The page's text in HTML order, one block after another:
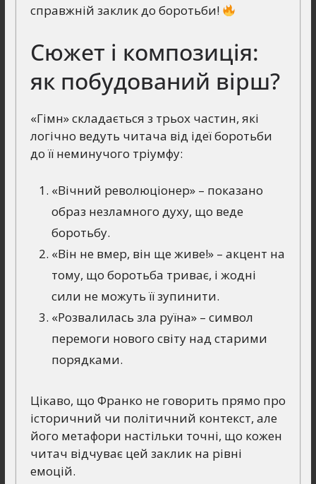
справжній заклик до боротьби!
Сюжет і композиція:
як побудований вірш?
«Гімн» складається з трьох частин, які
логічно ведуть читача від ідеї боротьби
до її неминучого тріумфу:
«Вічний революціонер» – показано
образ незламного духу, що веде
боротьбу.
«Він не вмер, він ще живе!» – акцент на
тому, що боротьба триває, і жодні
сили не можуть її зупинити.
«Розвалилась зла руїна» – символ
перемоги нового світу над старими
порядками.
Цікаво, що Франко не говорить прямо про
історичний чи політичний контекст, але
його метафори настільки точні, що кожен
читач відчуває цей заклик на рівні
емоцій.